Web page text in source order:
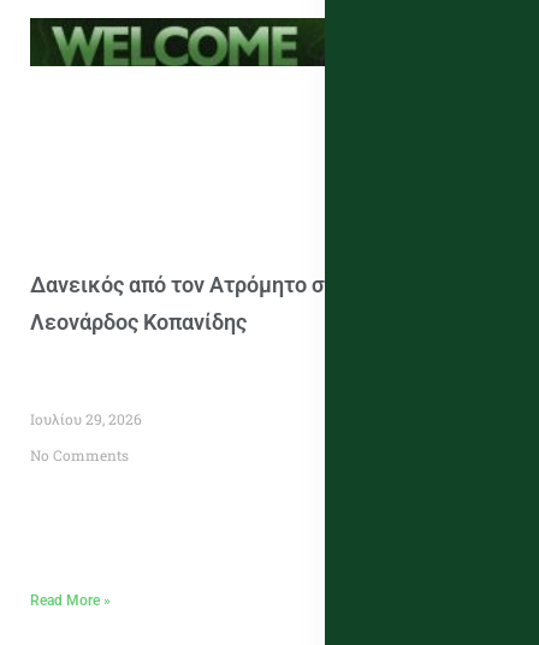
Δανεικός από τον Ατρόμητο στη Μαρκό ο
Λεονάρδος Κοπανίδης
Ιουλίου 29, 2026
No Comments
Read More »